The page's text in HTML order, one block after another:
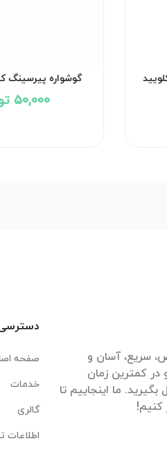
گوشواره پیرسینگ مراقبت از
ناموجود
سریع، آسان و
کمترین زمان
ما اینجاییم تا
صفحه
خدمات
گالری
اطلاعات